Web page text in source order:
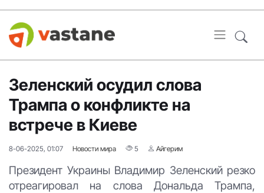
Зеленский осудил слова
Трампа о конфликте на
встрече в Киеве
8-06-2025, 01:07 Новости мира 5 Айгерим
Президент Украины Владимир Зеленский резко
отреагировал на слова Дональда Трампа,